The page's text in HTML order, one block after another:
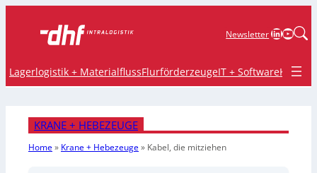
NewsletterLinkedIn
Lagerlogistik + MaterialflussFlurförderzeugeIT + SoftwareKrane
KRANE + HEBEZEUGE
Home» Krane + Hebezeuge» Kabel, die mitziehen